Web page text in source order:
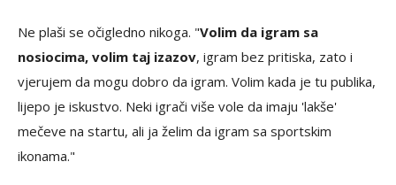
Ne plaši se očigledno nikoga. "Volim da igram sa
nosiocima, volim taj izazov, igram bez pritiska, zato i
vjerujem da mogu dobro da igram. Volim kada je tu publika,
lijepo je iskustvo. Neki igrači više vole da imaju 'lakše'
mečeve na startu, ali ja želim da igram sa sportskim
ikonama."